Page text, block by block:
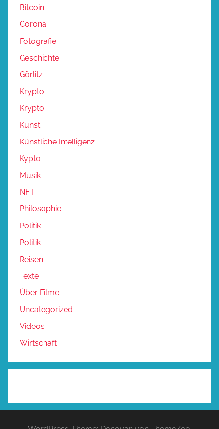
Bitcoin
Corona
Fotografie
Geschichte
Görlitz
Krypto
Krypto
Kunst
Künstliche Intelligenz
Kypto
Musik
NFT
Philosophie
Politik
Politik
Reisen
Texte
Über Filme
Uncategorized
Videos
Wirtschaft